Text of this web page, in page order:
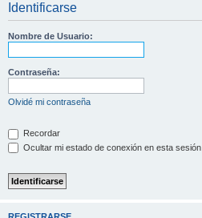
Identificarse
Nombre de Usuario:
Contraseña:
Olvidé mi contraseña
Recordar
Ocultar mi estado de conexión en esta sesión